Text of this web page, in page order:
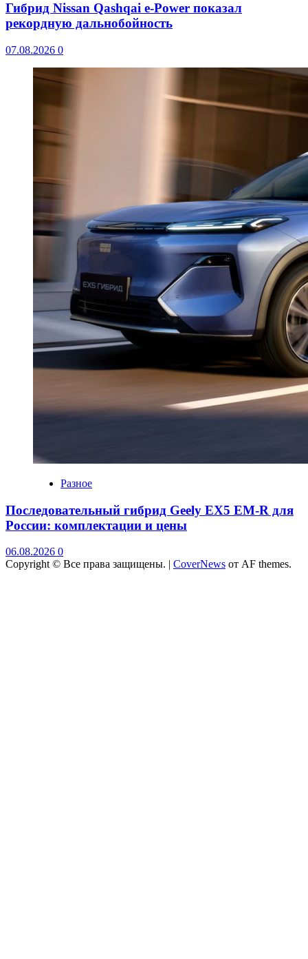
Гибрид Nissan Qashqai e-Power показал
рекордную дальнобойность
07.08.2026 0
Разное
Последовательный гибрид Geely EX5 EM-R для
России: комплектации и цены
06.08.2026 0
Copyright © Все права защищены. | CoverNews от AF themes.